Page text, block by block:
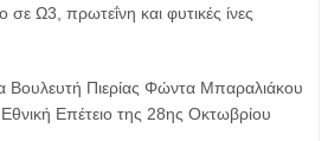
σε Ω3, πρωτεΐνη και φυτικές ίνες
Βουλευτή Πιερίας Φώντα Μπαραλιάκου
Εθνική Επέτειο της 28ης Οκτωβρίου